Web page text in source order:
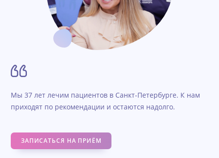
Мы 37 лет лечим пациентов в Санкт-Петербурге. К нам
приходят по рекомендации и остаются надолго.
ЗАПИСАТЬСЯ НА ПРИЁМ